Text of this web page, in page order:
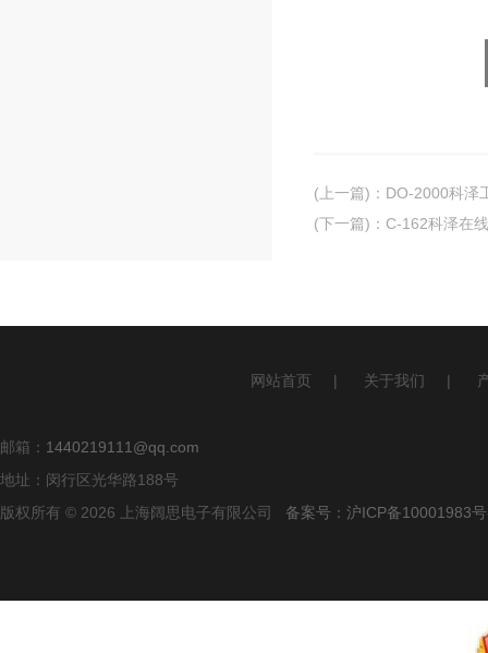
(上一篇) ： DO-2000科泽
(下一篇) ： C-162科泽在
网站首页 | 关于我们 |
邮箱： 1440219111@qq.com
地址：闵行区光华路188号
版权所有 © 2026 上海阔思电子有限公司 备案号：沪ICP备10001983